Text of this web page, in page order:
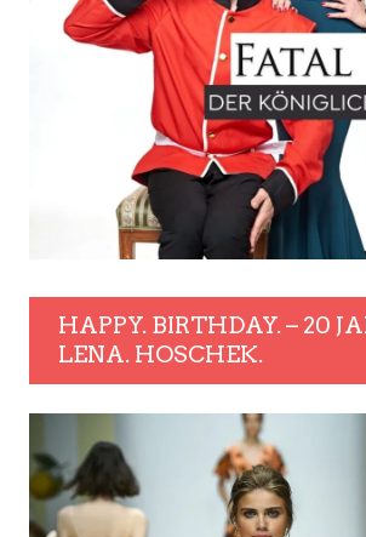
HAPPY. BIRTHDAY. – 20
LENA. HOSCHEK.